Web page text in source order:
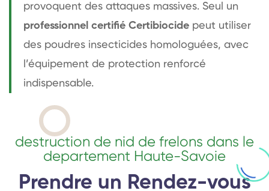
provoquent des attaques massives. Seul un
professionnel certifié Certibiocide peut utiliser
des poudres insecticides homologuées, avec
l’équipement de protection renforcé
indispensable.
destruction de nid de frelons dans le
departement Haute-Savoie
Prendre un Rendez-vous